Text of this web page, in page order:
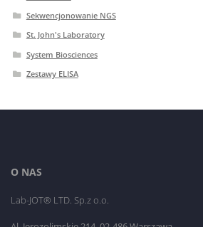
Sekwencjonowanie NGS
St. John's Laboratory
System Biosciences
Zestawy ELISA
O NAS
Lab-JOT® LTD. Sp.z o.o.